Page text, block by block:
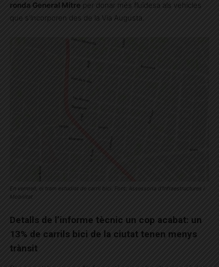
ronda General Mitre per donar més fluïdesa als vehicles
que s’incorporen des de la Via Augusta.
En vermell, el tram estudiat de carril bici. Font: Assessoria d’Infraestructures i
Mobilitat
Detalls de l’informe tècnic un cop acabat: un
13% de carrils bici de la ciutat tenen menys
trànsit